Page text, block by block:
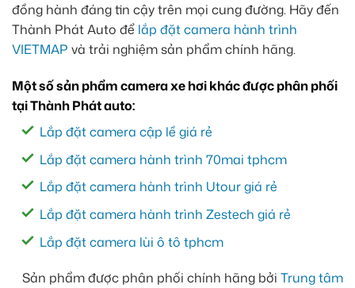
đồng hành đáng tin cậy trên mọi cung đường. Hãy đến
Thành Phát Auto để lắp đặt camera hành trình
VIETMAP và trải nghiệm sản phẩm chính hãng.
Một số sản phẩm camera xe hơi khác được phân phối
tại Thành Phát auto:
Lắp đặt camera cập lề giá rẻ
Lắp đặt camera hành trình 70mai tphcm
Lắp đặt camera hành trình Utour giá rẻ
Lắp đặt camera hành trình Zestech giá rẻ
Lắp đặt camera lùi ô tô tphcm
Sản phẩm được phân phối chính hãng bởi Trung tâm